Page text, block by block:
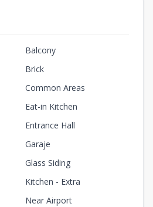
Balcony
Brick
Common Areas
Eat-in Kitchen
Entrance Hall
Garaje
Glass Siding
Kitchen - Extra
Near Airport